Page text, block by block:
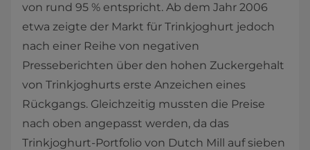
von rund 95 % entspricht. Ab dem Jahr 2006
etwa zeigte der Markt für Trinkjoghurt jedoch
nach einer Reihe von negativen
Presseberichten über den hohen Zuckergehalt
von Trinkjoghurts erste Anzeichen eines
Rückgangs. Gleichzeitig mussten die Preise
nach oben angepasst werden, da das
Trinkjoghurt-Portfolio von Dutch Mill auf sieben